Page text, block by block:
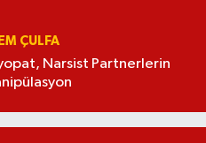
ÇULFA
Narsist Partnerlerin